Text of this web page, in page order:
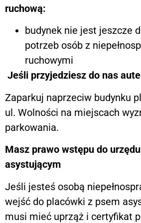
ruchową:
budynek nie jest jeszcze
potrzeb osób z
ruchowymi
Jeśli przyjedziesz do nas
Zaparkuj naprzeciw budynku
ul. Wolności na miejscach
parkowania.
Masz prawo wstępu do
asystującym
Jeśli jesteś osobą
wejść do placówki z psem
musi mieć uprząż i certyfikat